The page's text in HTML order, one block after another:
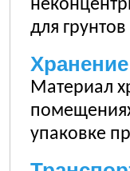
для
Хранение
Материал
упаковке